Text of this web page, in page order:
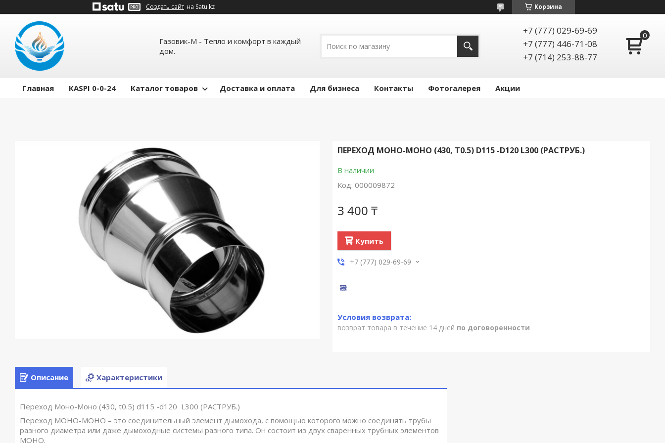
Создать сайт на Satu.kz Корзина
Газовик-М - Тепло и комфорт в каждый
дом.
+7 (777) 029-69-69
+7 (777) 446-71-08
+7 (714) 253-88-77
Главная КASPI 0-0-24 Каталог товаров Доставка и оплата Для бизнеса Контакты Фотогалерея Акции
ПЕРЕХОД МОНО-МОНО (430, T0.5) D115 -D120 L300 (РАСТРУБ.)
В наличии
Код: 000009872
3 400 ₸
Купить
+7 (777) 029-69-69
возврат товара в течение 14 дней по договоренности
Описание Характеристики
Переход Моно-Моно (430, t0.5) d115 -d120 L300 (РАСТРУБ.)
Переход МОНО-МОНО – это соединительный элемент дымохода, с помощью которого можно соединять трубы
разного диаметра или даже дымоходные системы разного типа. Он состоит из двух сваренных трубных элементов
МОНО.